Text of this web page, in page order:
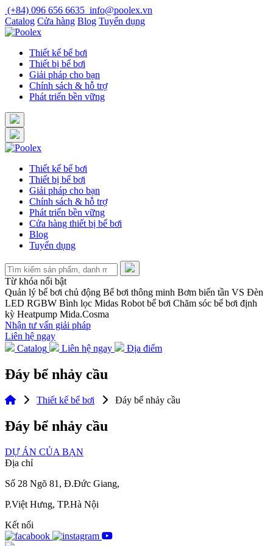
Skip
to
content
(+84) 096 656 6635 info@poolex.vn
Catalog Cửa hàng Blog Tuyển dụng
Thiết kế bể bơi
Thiết bị bể bơi
Giải pháp cho bạn
Chính sách & hỗ trợ
Phát triển bền vững
Thiết kế bể bơi
Thiết bị bể bơi
Giải pháp cho bạn
Chính sách & hỗ trợ
Phát triển bền vững
Cửa hàng thiết bị bể bơi
Blog
Tuyển dụng
Từ khóa nổi bật
Quản lý bể bơi chủ động Bể bơi thông minh Bơm biến tần VS Đèn
LED RGBW Bình lọc Midas Robot bể bơi Chăm sóc bể bơi định
kỳ Heatpump Mida.Cosma
Nhận tư vấn giải pháp
Liên hệ ngay
Catalog
Liên hệ ngay Địa điểm
Đáy bể nhảy cầu
Thiết kế bể bơi Đáy bể nhảy cầu
Đáy bể nhảy cầu
DỰ ÁN CỦA BẠN
Địa chỉ
Số 28 Ngõ 81, Đ.Đức Giang,
P.Việt Hưng, TP.Hà Nội
Kết nối